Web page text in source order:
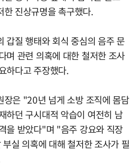
한 진상규명을 촉구했다.
갑질 행태와 회식 중심의 음주 문
며 관련 의혹에 대한 철저한 조사
하다고 주장했다.
장은 "20년 넘게 소방 조직에 몸담
하던 구시대적 악습이 여전히 남
을 받았다"며 "음주 강요와 직장
실 의혹에 대해 철저한 조사가 필